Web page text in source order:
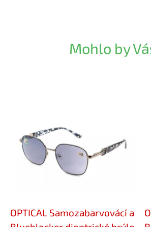
Mohlo by
OPTICAL Samozabarvovácí a